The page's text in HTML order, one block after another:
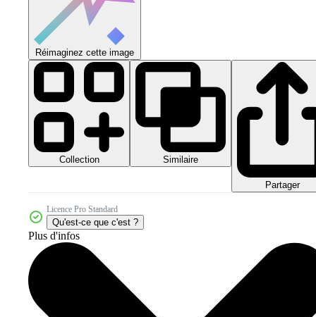
Réimaginez cette image
Collection Similaire
Partager
Licence Pro Standard
Qu'est-ce que c'est ?
Plus d'infos